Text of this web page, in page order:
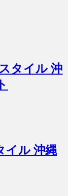
タイル 沖
イル 沖縄